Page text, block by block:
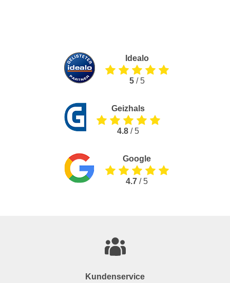
Idealo
5/ 5
Geizhals
4.8 / 5
Google
4.7 / 5
Kundenservice